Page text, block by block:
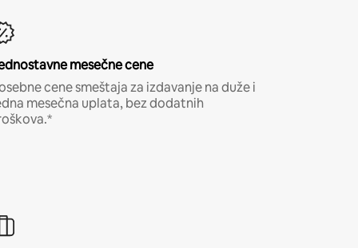
mesečne cene
cene smeštaja za izdavanje na duže i
mesečna uplata, bez dodatnih